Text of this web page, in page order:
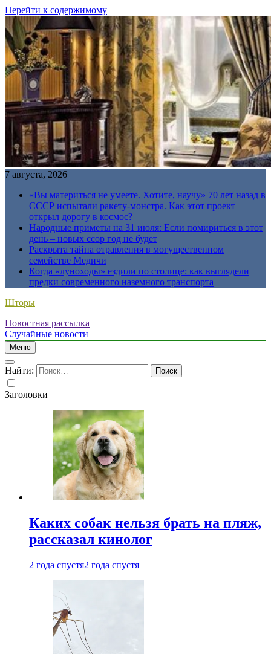
Перейти к содержимому
7 августа, 2026
«Вы материться не умеете. Хотите, научу» 70 лет назад в
СССР испытали ракету-монстра. Как этот проект
открыл дорогу в космос?
Народные приметы на 31 июля: Если помириться в этот
день – новых ссор год не будет
Раскрыта тайна отравления в могущественном
семействе Медичи
Когда «луноходы» ездили по столице: как выглядели
предки современного наземного транспорта
Шторы
Новостная рассылка
Случайные новости
Меню
Найти:
Заголовки
Каких собак нельзя брать на пляж,
рассказал кинолог
2 года спустя2 года спустя